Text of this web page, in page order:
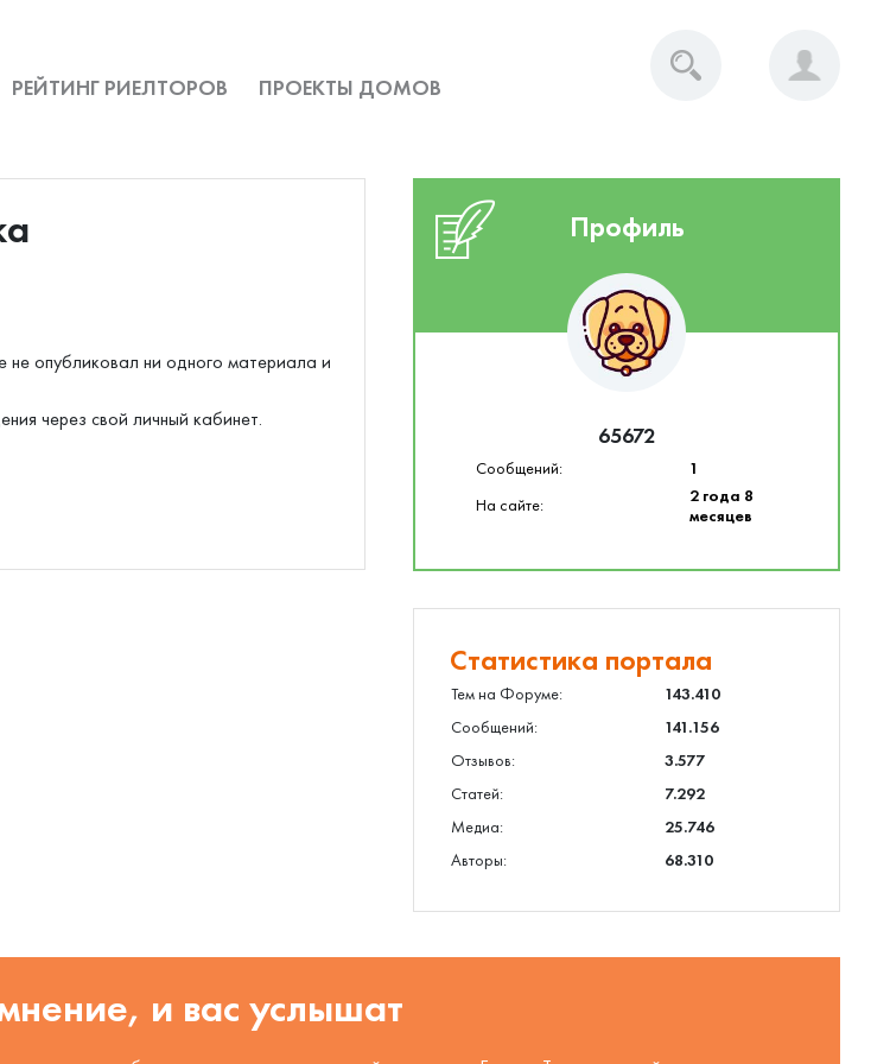
РЕЙТИНГ РИЕЛТОРОВ ПРОЕКТЫ ДОМОВ
опубликовал ни одного материала и
через свой личный кабинет.
Профиль
65672
Сообщений:
1
На сайте:
2 года 8
месяцев
Статистика портала
Тем на Форуме:
143.410
Сообщений:
141.156
Отзывов:
3.577
Статей:
7.292
Медиа:
25.746
Авторы:
68.310
и вас услышат